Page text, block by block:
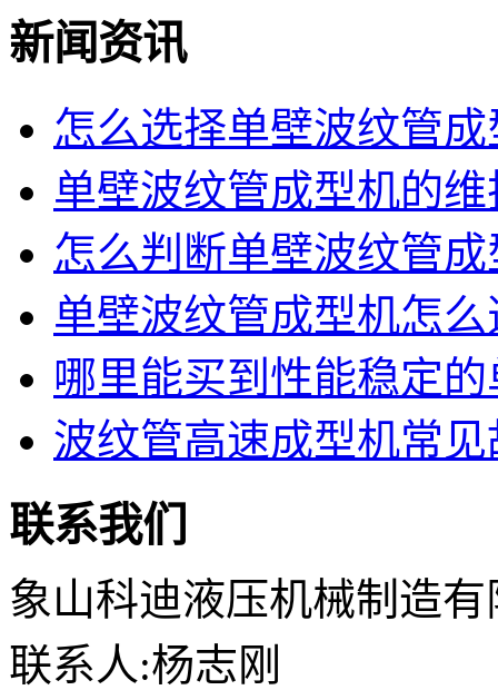
新闻资讯
怎么选择单壁波纹管
单壁波纹管成型机的
怎么判断单壁波纹管
单壁波纹管成型机怎
哪里能买到性能稳定
波纹管高速成型机常见
联系我们
象山科迪液压机械制造有
联系人:杨志刚